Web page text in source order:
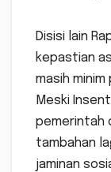
Disisi lain
kepastian
masih
Meski
pemerintah
tambahan
jaminan